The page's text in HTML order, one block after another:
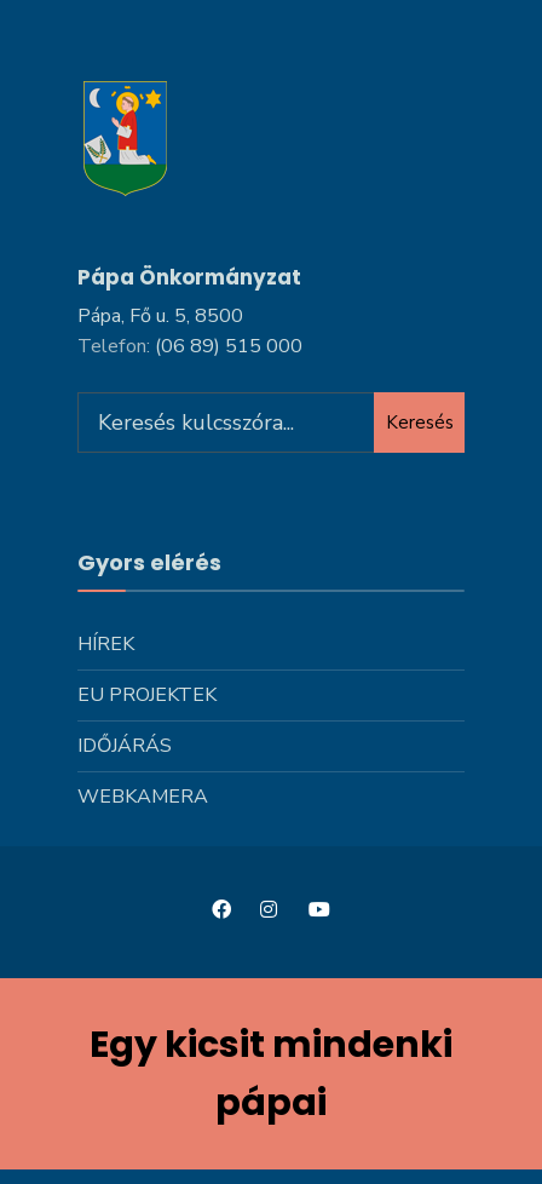
Pápa Önkormányzat
Pápa, Fő u. 5, 8500
Telefon: (06 89) 515 000
for:
Keresés
Gyors elérés
HÍREK
EU PROJEKTEK
IDŐJÁRÁS
WEBKAMERA
Egy kicsit mindenki
pápai